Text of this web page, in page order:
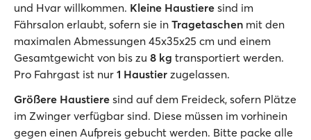
und Hvar willkommen. Kleine Haustiere sind im
Fährsalon erlaubt, sofern sie in Tragetaschen mit den
maximalen Abmessungen 45x35x25 cm und einem
Gesamtgewicht von bis zu 8 kg transportiert werden.
Pro Fahrgast ist nur 1 Haustier zugelassen.
Größere Haustiere sind auf dem Freideck, sofern Plätze
im Zwinger verfügbar sind. Diese müssen im vorhinein
gegen einen Aufpreis gebucht werden. Bitte packe alle